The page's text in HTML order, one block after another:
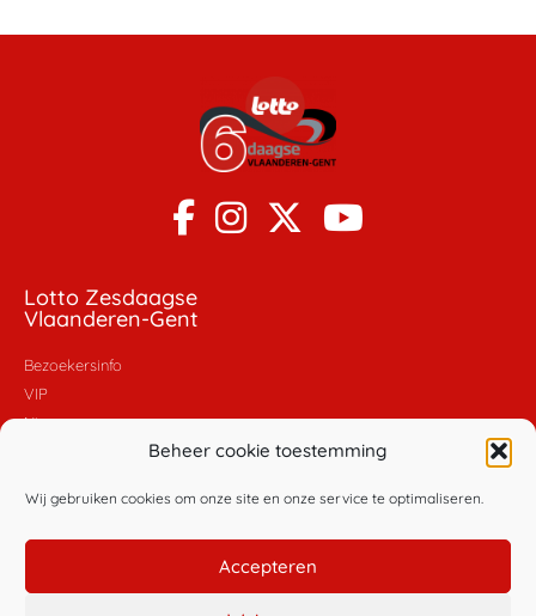
Beheer cookie toestemming
Wij gebruiken cookies om onze site en onze service te optimaliseren.
Accepteren
Lotto Zesdaagse
Vlaanderen-Gent
Bezoekersinfo
VIP
Nieuws